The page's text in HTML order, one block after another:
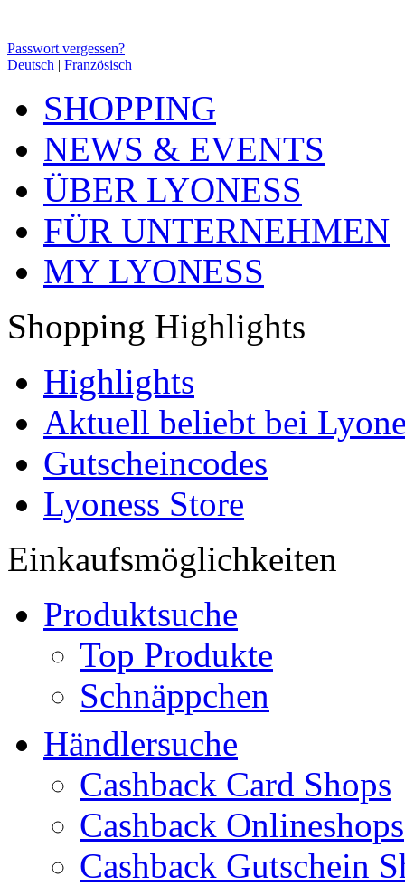
Passwort vergessen?
Deutsch | Französisch
SHOPPING
NEWS & EVENTS
ÜBER LYONESS
FÜR UNTERNEHMEN
MY LYONESS
Shopping Highlights
Highlights
Aktuell beliebt bei
Gutscheincodes
Lyoness Store
Einkaufsmöglichkeiten
Produktsuche
Top Produkte
Schnäppchen
Händlersuche
Cashback Card Shops
Cashback Onlineshops
Cashback Gutschein